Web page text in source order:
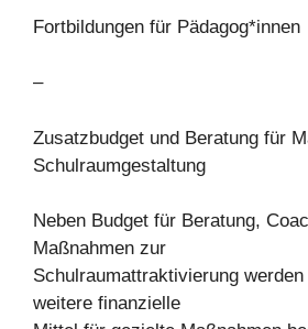
Fortbildungen für Pädagog*innen
–
Zusatzbudget und Beratung für
Schulraumgestaltung
Neben Budget für Beratung,
Maßnahmen zur
Schulraumattraktivierung
weitere finanzielle